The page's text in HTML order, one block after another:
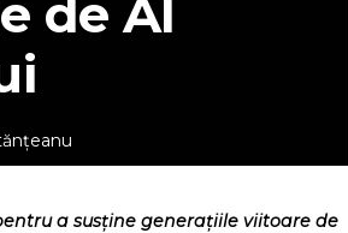
de AI
a susține generațiile viitoare de